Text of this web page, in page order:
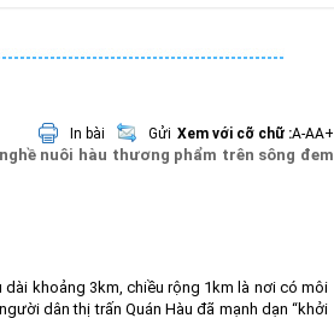
In bài Gửi Xem với cỡ chữ :A-AA+
nuôi hàu thương phẩm trên sông đem
dài khoảng 3km, chiều rộng 1km là nơi có môi
dân thị trấn Quán Hàu đã mạnh dạn “khởi